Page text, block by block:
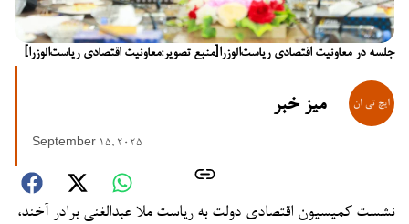
جلسه در معاونیت اقتصادی ریاست‌الوزرا[منبع تصویر:معاونیت اقتصادی ریاست‌الوزرا]
میز خبر
September 15, 2025
نشست کمیسیون اقتصادی دولت به ریاست ملا عبدالغنی برادر آخند،